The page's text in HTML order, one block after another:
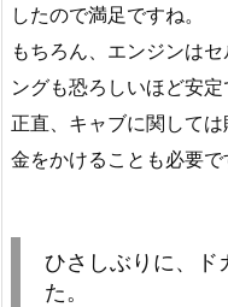
したので満足ですね。
もちろん、エンジンは
ングも恐ろしいほど安定
正直、キャブに関して
金をかけることも必要で
ひさしぶりに、ド
た。